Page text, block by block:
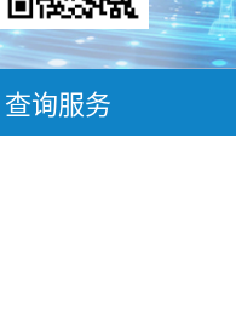
查询服务